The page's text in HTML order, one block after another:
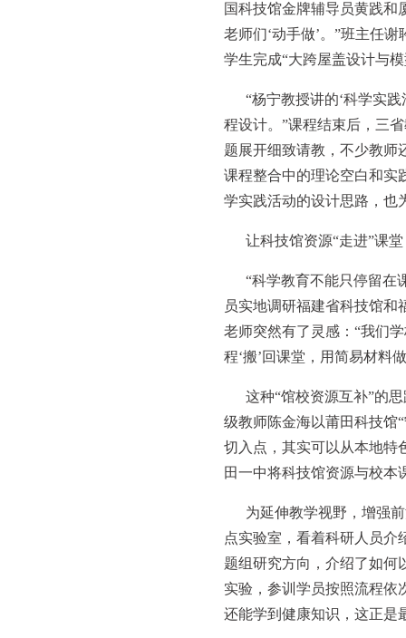
国科技馆金牌辅导员黄践和
老师们‘动手做’。”班主任
学生完成“大跨屋盖设计与
“杨宁教授讲的‘科学实
程设计。”课程结束后，三
题展开细致请教，不少教师
课程整合中的理论空白和实
学实践活动的设计思路，也
让科技馆资源“走进”课
“科学教育不能只停留在
员实地调研福建省科技馆
老师突然有了灵感：“我们
程‘搬’回课堂，用简易材料
这种“馆校资源互补”的
级教师陈金海以莆田科技馆
切入点，其实可以从本地特
田一中将科技馆资源与校本
为延伸教学视野，增强
点实验室，看着科研人员介
题组研究方向，介绍了如何
实验，参训学员按照流程依
还能学到健康知识，这正是